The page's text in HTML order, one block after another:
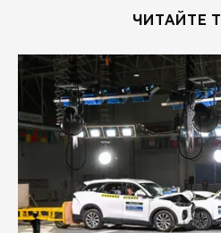
ЧИТАЙТЕ